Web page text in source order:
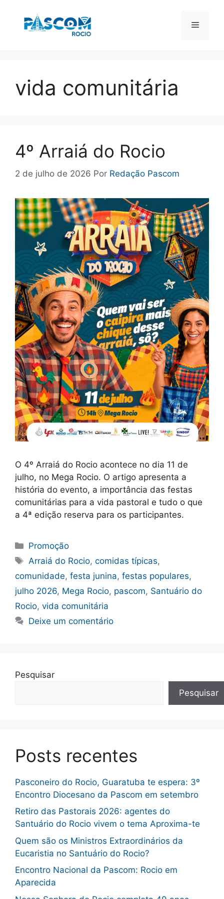
Menu
vida comunitária
4º Arraiá do Rocio
2 de julho de 2026 Por Redação Pascom
O 4º Arraiá do Rocio acontece no dia 11 de
julho, no Mega Rocio. O artigo apresenta a
história do evento, a importância das festas
comunitárias para a vida pastoral e tudo o que
a 4ª edição reserva para os participantes.
Categorias
Promoção
Tags
Arraiá do Rocio,comidas típicas,
comunidade, festa junina, festas populares,
julho 2026, Mega Rocio, pascom, Santuário do
Rocio, vida comunitária
Deixe um comentário
Pesquisar
Pesquisar
Posts recentes
Pasconeiro do Rocio, Guaratuba te espera: 3º
Encontro Diocesano da Pascom em setembro
Retiro das Pastorais 2026: agentes do
Santuário do Rocio vivem o tema Aproxima-te
Quem são os Ministros Extraordinários da
Eucaristia no Santuário do Rocio?
Encontro Nacional da Pascom: Rocio em
Aparecida